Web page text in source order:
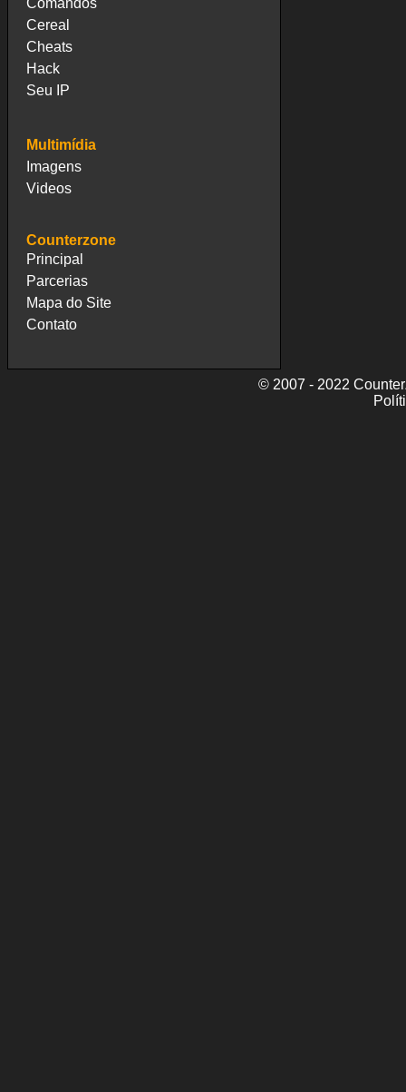
Comandos
Cereal
Cheats
Hack
Seu IP
Multimídia
Imagens
Videos
Counterzone
Principal
Parcerias
Mapa do Site
Contato
© 2007 - 2022